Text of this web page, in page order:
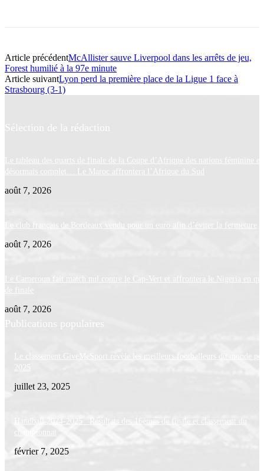
Article précédentMcAllister sauve Liverpool dans les arrêts de jeu,
Forest humilié à la 97e minute
Article suivantLyon perd la première place de la Ligue 1 face à
Strasbourg (3-1)
Sélection de la rédaction
Le tableau des quarts de finale de la Coupe d’Afrique des nations féminine
désormais complet… Le Maroc affrontera l’Afrique du Sud
août 7, 2026
Le club français de Bordeaux vendu pour un euro afin d’éviter la fermeture
août 7, 2026
Le Cameroun fait match nul contre le Cap-Vert et affrontera le Nigeria en
de finale
août 7, 2026
Publications populaires
Le classement GiveMeSport révèle les meilleurs footballeurs du monde
2025
juillet 23, 2025
Handball 2024-2025 : Résultats des 16èmes de finale et classement du
championnat
février 7, 2025